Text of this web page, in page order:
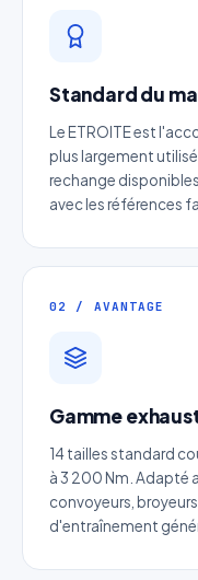
Standard du
Le ETROITE est
plus largement
rechange
avec les références
02 / AVANTAGE
Gamme
14 tailles standard
à 3 200 Nm. Adapté
convoyeurs,
d'entraînement
Réponse
Nom complet*